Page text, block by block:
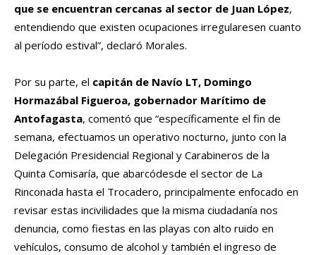
que se encuentran cercanas al sector de Juan López,
entendiendo que existen ocupaciones irregularesen cuanto
al período estival”, declaró Morales.
Por su parte, el capitán de Navío LT, Domingo
Hormazábal Figueroa, gobernador Marítimo de
Antofagasta, comentó que “específicamente el fin de
semana, efectuamos un operativo nocturno, junto con la
Delegación Presidencial Regional y Carabineros de la
Quinta Comisaría, que abarcódesde el sector de La
Rinconada hasta el Trocadero, principalmente enfocado en
revisar estas incivilidades que la misma ciudadanía nos
denuncia, como fiestas en las playas con alto ruido en
vehículos, consumo de alcohol y también el ingreso de